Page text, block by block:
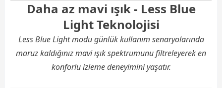
Daha az mavi ışık - Less Blue
Light Teknolojisi
Less Blue Light modu günlük kullanım senaryolarında
maruz kaldığınız mavi ışık spektrumunu filtreleyerek en
konforlu izleme deneyimini yaşatır.